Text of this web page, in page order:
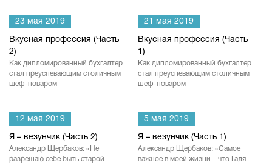
23 мая 2019
Вкусная профессия (Часть
2)
Как дипломированный бухгалтер
стал преуспевающим столичным
шеф-поваром
21 мая 2019
Вкусная профессия (Часть
1)
Как дипломированный бухгалтер
стал преуспевающим столичным
шеф-поваром
12 мая 2019
Я – везунчик (Часть 2)
Александр Щербаков: «Не
разрешаю себе быть старой
5 мая 2019
Я – везунчик (Часть 1)
Александр Щербаков: «Самое
важное в моей жизни – что Галя